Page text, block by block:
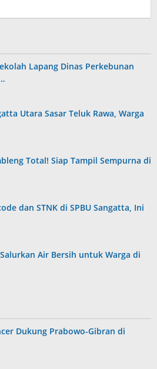
Lapang Dinas Perkebunan
Utara Sasar Teluk Rawa, Warga
Total! Siap Tampil Sempurna di
dan STNK di SPBU Sangatta, Ini
Air Bersih untuk Warga di
Dukung Prabowo-Gibran di